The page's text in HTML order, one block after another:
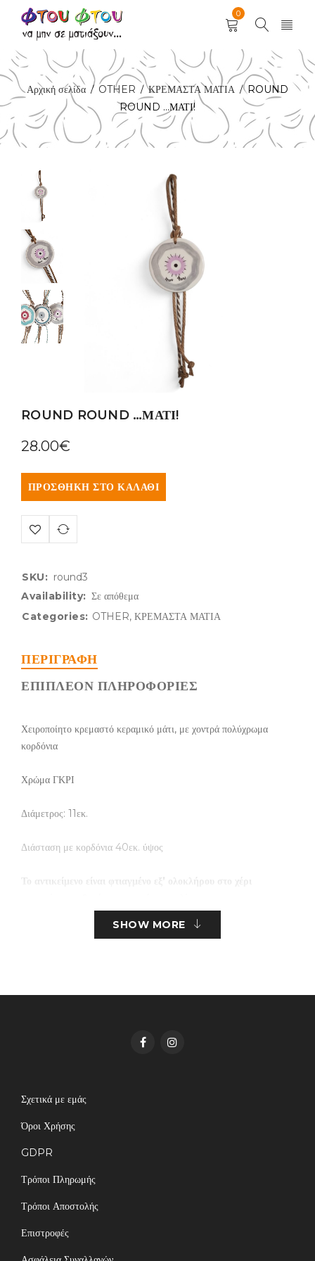
0
Αρχική σελίδα / OTHER / ΚΡΕΜΑΣΤΑ ΜΑΤΙΑ / ROUND
ROUND …ΜΑΤΙ!
ROUND ROUND …ΜΑΤΙ!
28.00€
ΠΡΟΣΘΉΚΗ ΣΤΟ ΚΑΛΆΘΙ
SKU: round3
Availability: Σε απόθεμα
Categories: OTHER, ΚΡΕΜΑΣΤΑ ΜΑΤΙΑ
ΠΕΡΙΓΡΑΦΉ
ΕΠΙΠΛΈΟΝ ΠΛΗΡΟΦΟΡΊΕΣ
Χειροποίητο κρεμαστό κεραμικό μάτι, με χοντρά πολύχρωμα
κορδόνια
Χρώμα ΓΚΡΙ
Διάμετρος: 11εκ.
Διάσταση με κορδόνια 40εκ. ύψος
Το αντικείμενο είναι φτιαγμένο εξ’ ολοκλήρου στο χέρι
τα τεμάχια είναι περιορισμένα
SHOW MORE
Σχετικά με εμάς
Όροι Χρήσης
GDPR
Τρόποι Πληρωμής
Τρόποι Αποστολής
Επιστροφές